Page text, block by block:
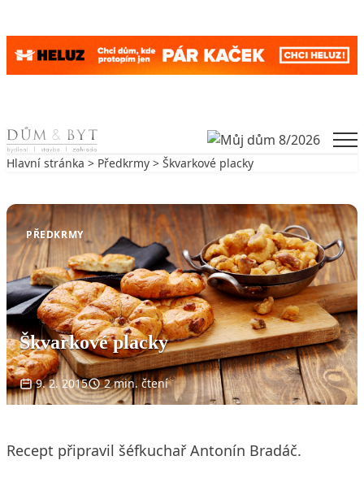
Skip to content
Hlavní stránka > Předkrmy > Škvarkové placky
PŘEDKRMY
Škvarkové placky
9. 2. 2015 2 min. čtení
Recept připravil šéfkuchař Antonín Bradáč.